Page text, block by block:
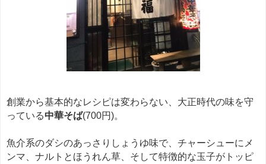
創業から基本的なレシピは変わらない、大正時代の味を守
っている中華そば(700円)。
魚介系のダシのあっさりしょうゆ味で、チャーシューにメ
ンマ、ナルトとほうれん草、そして特徴的な玉子がトッピ